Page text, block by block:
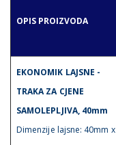
OPIS PROIZVODA
EKONOMIK LAJSNE -
TRAKA ZA CJENE
SAMOLEPLJIVA, 40mm
Dimenzije lajsne: 40mm x